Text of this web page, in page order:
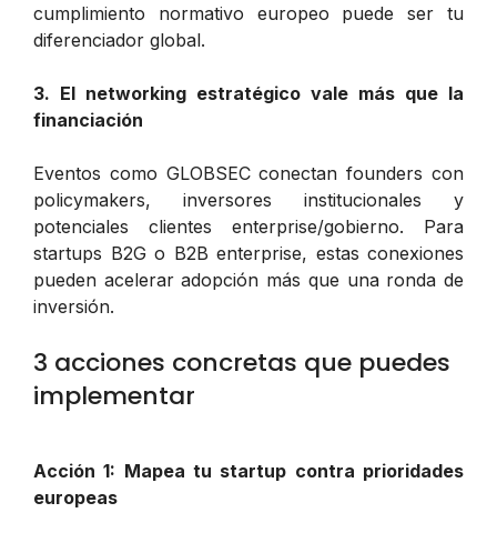
cumplimiento normativo europeo puede ser tu
diferenciador global.
3. El networking estratégico vale más que la
financiación
Eventos como GLOBSEC conectan founders con
policymakers, inversores institucionales y
potenciales clientes enterprise/gobierno. Para
startups B2G o B2B enterprise, estas conexiones
pueden acelerar adopción más que una ronda de
inversión.
3 acciones concretas que puedes
implementar
Acción 1: Mapea tu startup contra prioridades
europeas